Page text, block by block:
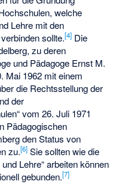
welche
Lehre mit den
sollte.[4] Die
zu deren
und Pädagoge Ernst M.
Mai 1962 mit einem
die Rechtsstellung der
der
vom 26. Juli 1971
Pädagogischen
den Status von
zu.[6] Sie sollten wie die
Lehre“ arbeiten können
gebunden.[7]